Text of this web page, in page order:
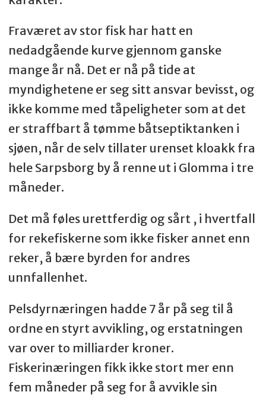
Fraværet av stor fisk har hatt en
nedadgående kurve gjennom ganske
mange år nå. Det er nå på tide at
myndighetene er seg sitt ansvar bevisst, og
ikke komme med tåpeligheter som at det
er straffbart å tømme båtseptiktanken i
sjøen, når de selv tillater urenset kloakk fra
hele Sarpsborg by å renne ut i Glomma i tre
måneder.
Det må føles urettferdig og sårt , i hvertfall
for rekefiskerne som ikke fisker annet enn
reker, å bære byrden for andres
unnfallenhet.
Pelsdyrnæringen hadde 7 år på seg til å
ordne en styrt avvikling, og erstatningen
var over to milliarder kroner.
Fiskerinæringen fikk ikke stort mer enn
fem måneder på seg for å avvikle sin